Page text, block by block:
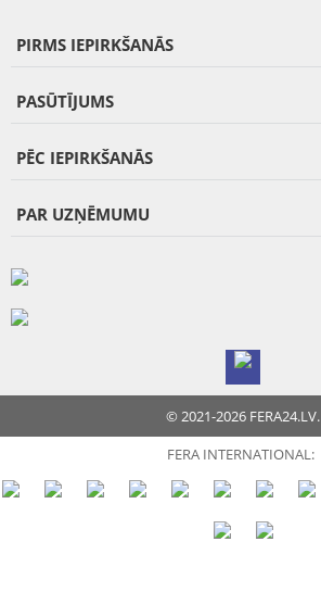
PIRMS IEPIRKŠANĀS
PASŪTĪJUMS
PĒC IEPIRKŠANĀS
PAR UZŅĒMUMU
© 2021-2026 FERA24.LV.
FERA INTERNATIONAL: